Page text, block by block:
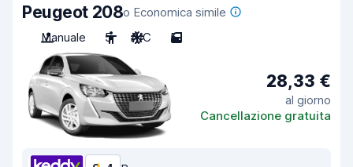
Peugeot 208o Economica simile
Manuale
5 A/C 5
28,33 €
al giorno
Cancellazione gratuita